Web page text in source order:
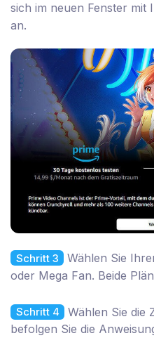
sich im neuen Fenster mit
an.
Schritt 3
Wählen Sie
oder Mega Fan. Beide
Schritt 4
Wählen Sie die
befolgen Sie die